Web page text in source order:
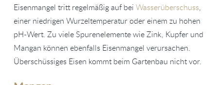
Eisenmangel tritt regelmäßig auf bei Wasserüberschuss,
einer niedrigen Wurzeltemperatur oder einem zu hohen
pH-Wert. Zu viele Spurenelemente wie Zink, Kupfer und
Mangan können ebenfalls Eisenmangel verursachen.
Überschüssiges Eisen kommt beim Gartenbau nicht vor.